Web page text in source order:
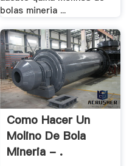
bolas mineria ...
Como Hacer Un
Molino De Bola
Mineria - .